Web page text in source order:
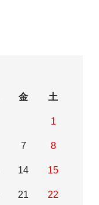
金 土
1
7 8
14 15
21 22